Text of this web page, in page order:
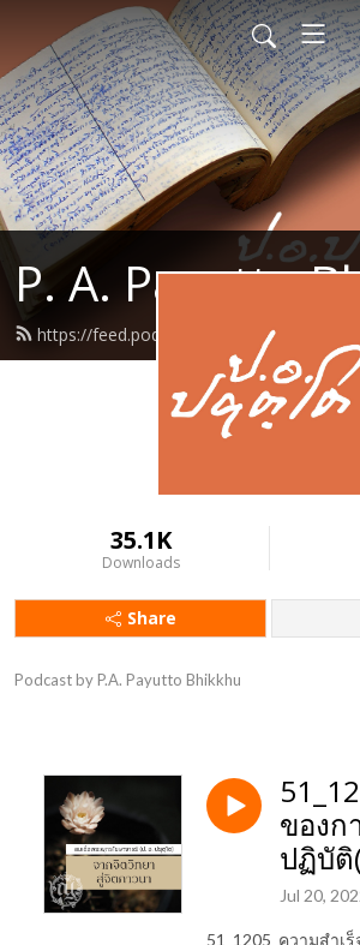
P. A. Payutto
https://feed.podbean.com/
35.1K
Downloads
Share
Podcast by P.A. Payutto Bhikkhu
ของก
ปฏิบั
Jul 20,
51_1205_ความสำเ